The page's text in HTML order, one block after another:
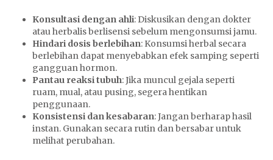
Konsultasi dengan ahli: Diskusikan dengan dokter
atau herbalis berlisensi sebelum mengonsumsi jamu.
Hindari dosis berlebihan: Konsumsi herbal secara
berlebihan dapat menyebabkan efek samping seperti
gangguan hormon.
Pantau reaksi tubuh: Jika muncul gejala seperti
ruam, mual, atau pusing, segera hentikan
penggunaan.
Konsistensi dan kesabaran: Jangan berharap hasil
instan. Gunakan secara rutin dan bersabar untuk
melihat perubahan.